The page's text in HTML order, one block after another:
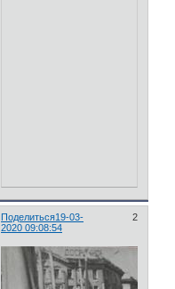
Поделиться 2
19-03-
2020 09:08:54